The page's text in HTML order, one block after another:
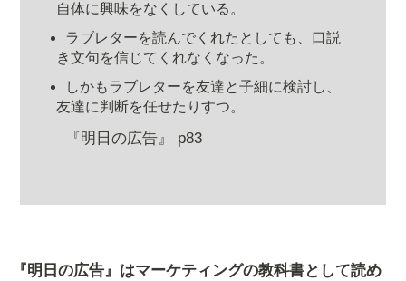
自体に興味をなくしている。
ラブレターを読んでくれたとしても、口説
き文句を信じてくれなくなった。
しかもラブレターを友達と子細に検討し、
友達に判断を任せたりすつ。
『明日の広告』 p83
『明日の広告』はマーケティングの教科書として読め